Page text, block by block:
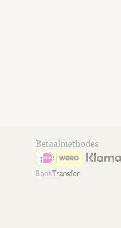
Betaalmethodes